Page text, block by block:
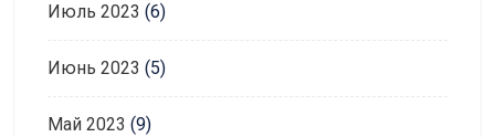
Июль 2023 (6)
Июнь 2023 (5)
Май 2023 (9)